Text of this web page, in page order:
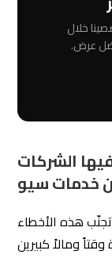
خلال
عرض.
الشركات
خدمات سيو
تجنّب هذه الأخطاء